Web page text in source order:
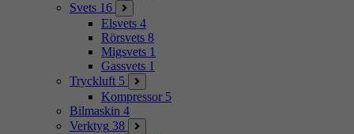
Svets 16
Elsvets 4
Rörsvets 8
Migsvets 1
Gassvets 1
Tryckluft 5
Kompressor 5
Bilmaskin 4
Verktyg 38